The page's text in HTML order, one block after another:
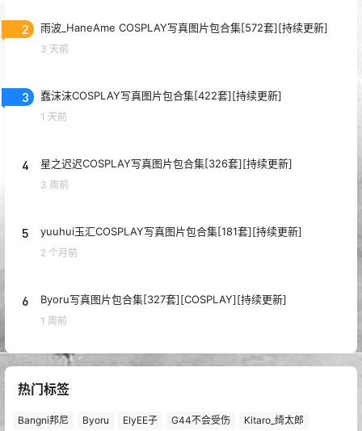
2 雨波_HaneAme COSPLAY写真图片包合集[572套][持续更新]
3 天前
3 蠢沫沫COSPLAY写真图片包合集[422套][持续更新]
1 天前
4 星之迟迟COSPLAY写真图片包合集[326套][持续更新]
3 周前
5 yuuhui玉汇COSPLAY写真图片包合集[181套][持续更新]
2 个月前
6 Byoru写真图片包合集[327套][COSPLAY][持续更新]
1 周前
热门标签
Bangni邦尼 Byoru ElyEE子 G44不会受伤 Kitaro_绮太郎